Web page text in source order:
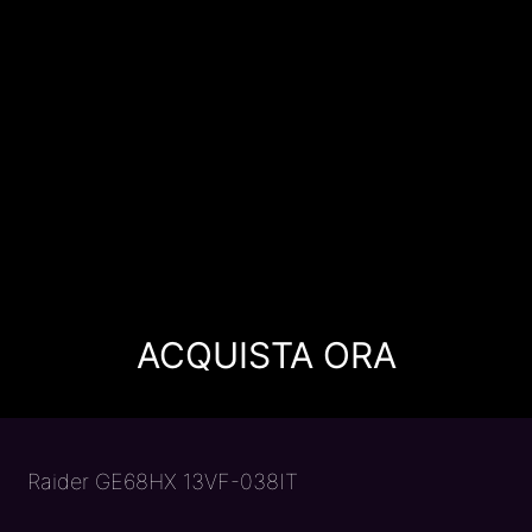
ACQUISTA ORA
Raider GE68HX 13VF-038IT